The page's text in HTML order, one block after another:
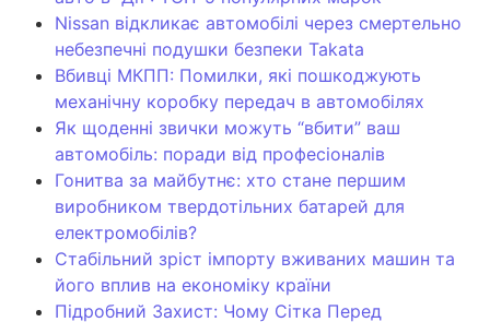
Nissan відкликає автомобілі через смертельно
небезпечні подушки безпеки Takata
Вбивці МКПП: Помилки, які пошкоджують
механічну коробку передач в автомобілях
Як щоденні звички можуть “вбити” ваш
автомобіль: поради від професіоналів
Гонитва за майбутнє: хто стане першим
виробником твердотільних батарей для
електромобілів?
Стабільний зріст імпорту вживаних машин та
його вплив на економіку країни
Підробний Захист: Чому Сітка Перед